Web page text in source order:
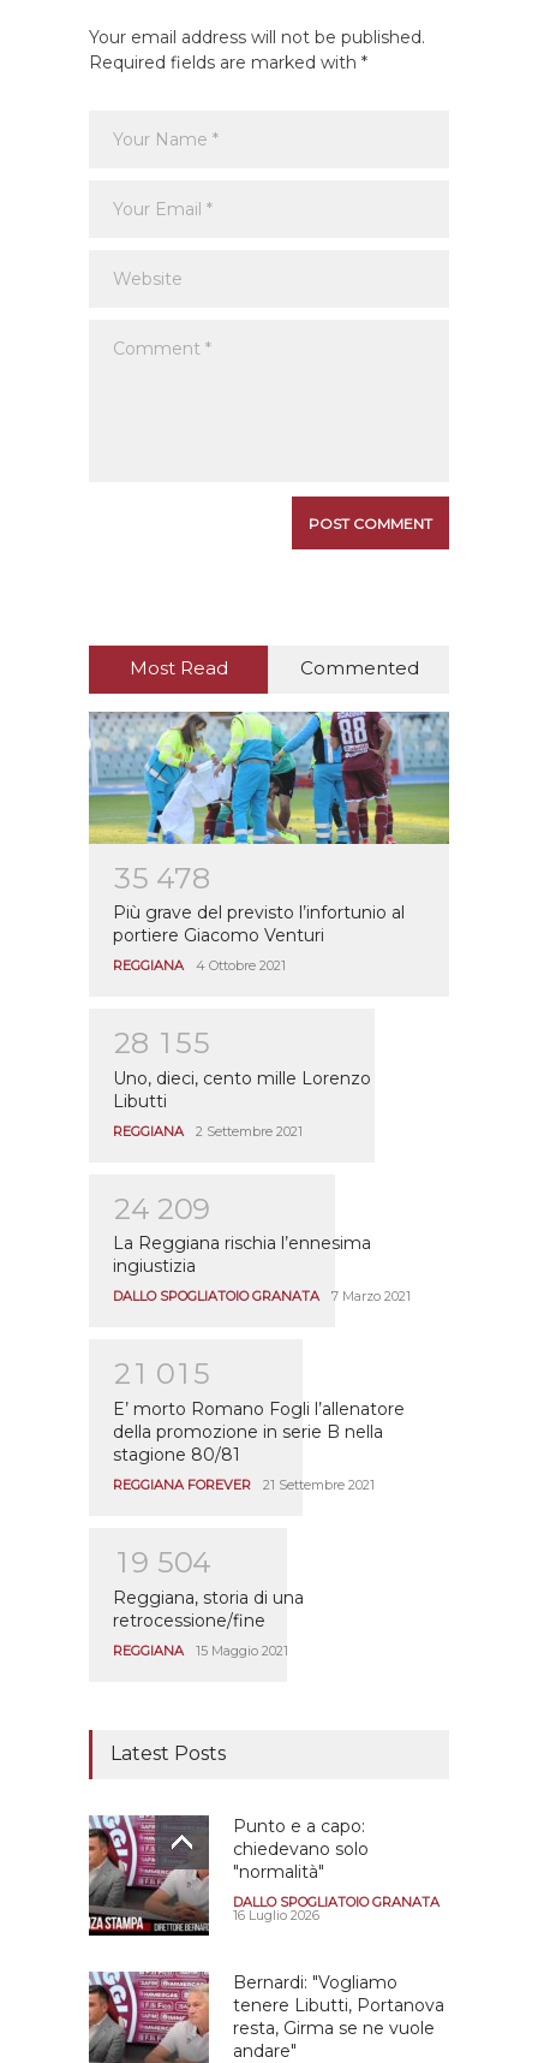
Your email address will not be published.
Required fields are marked with *
Most Read Commented
35 478
Più grave del previsto l’infortunio al
portiere Giacomo Venturi
REGGIANA 4 Ottobre 2021
28 1 55
Uno, dieci, cento mille Lorenzo
Libutti
REGGIANA 2 Settembre 2021
24 209
La Reggiana rischia l’ennesima
ingiustizia
DALLO SPOGLIATOIO GRANATA 7 Marzo 2021
21 01 5
E’ morto Romano Fogli l’allenatore
della promozione in serie B nella
stagione 80/81
REGGIANA FOREVER 21 Settembre 2021
1 9 504
Reggiana, storia di una
retrocessione/fine
REGGIANA 15 Maggio 2021
Latest Posts
Punto e a capo:
chiedevano solo
"normalità"
DALLO SPOGLIATOIO GRANATA
16 Luglio 2026
Bernardi: "Vogliamo
tenere Libutti, Portanova
resta, Girma se ne vuole
andare"